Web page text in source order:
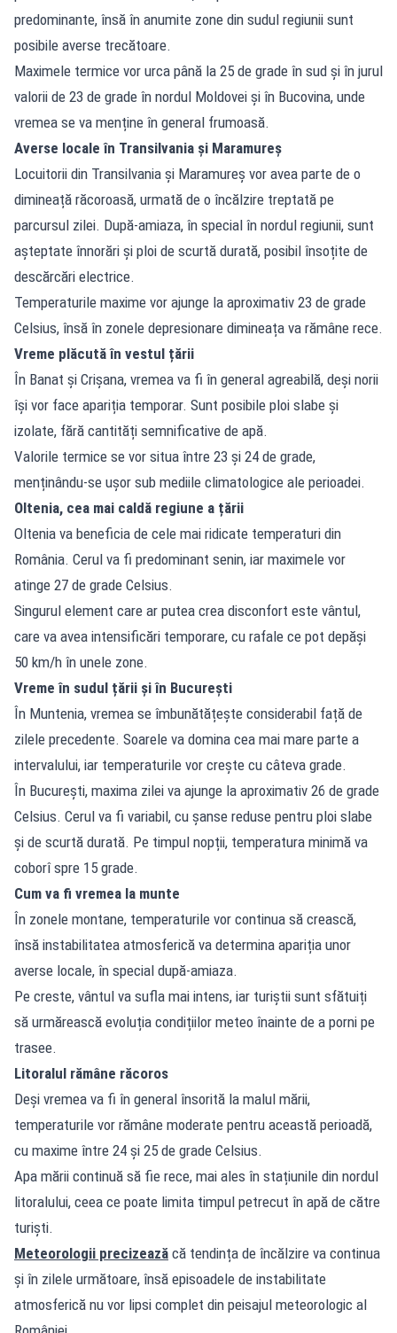
predominante, însă în anumite zone din sudul regiunii sunt
posibile averse trecătoare.
Maximele termice vor urca până la 25 de grade în sud și în jurul
valorii de 23 de grade în nordul Moldovei și în Bucovina, unde
vremea se va menține în general frumoasă.
Averse locale în Transilvania și Maramureș
Locuitorii din Transilvania și Maramureș vor avea parte de o
dimineață răcoroasă, urmată de o încălzire treptată pe
parcursul zilei. După-amiaza, în special în nordul regiunii, sunt
așteptate înnorări și ploi de scurtă durată, posibil însoțite de
descărcări electrice.
Temperaturile maxime vor ajunge la aproximativ 23 de grade
Celsius, însă în zonele depresionare dimineața va rămâne rece.
Vreme plăcută în vestul țării
În Banat și Crișana, vremea va fi în general agreabilă, deși norii
își vor face apariția temporar. Sunt posibile ploi slabe și
izolate, fără cantități semnificative de apă.
Valorile termice se vor situa între 23 și 24 de grade,
menținându-se ușor sub mediile climatologice ale perioadei.
Oltenia, cea mai caldă regiune a țării
Oltenia va beneficia de cele mai ridicate temperaturi din
România. Cerul va fi predominant senin, iar maximele vor
atinge 27 de grade Celsius.
Singurul element care ar putea crea disconfort este vântul,
care va avea intensificări temporare, cu rafale ce pot depăși
50 km/h în unele zone.
Vreme în sudul țării și în București
În Muntenia, vremea se îmbunătățește considerabil față de
zilele precedente. Soarele va domina cea mai mare parte a
intervalului, iar temperaturile vor crește cu câteva grade.
În București, maxima zilei va ajunge la aproximativ 26 de grade
Celsius. Cerul va fi variabil, cu șanse reduse pentru ploi slabe
și de scurtă durată. Pe timpul nopții, temperatura minimă va
coborî spre 15 grade.
Cum va fi vremea la munte
În zonele montane, temperaturile vor continua să crească,
însă instabilitatea atmosferică va determina apariția unor
averse locale, în special după-amiaza.
Pe creste, vântul va sufla mai intens, iar turiștii sunt sfătuiți
să urmărească evoluția condițiilor meteo înainte de a porni pe
trasee.
Litoralul rămâne răcoros
Deși vremea va fi în general însorită la malul mării,
temperaturile vor rămâne moderate pentru această perioadă,
cu maxime între 24 și 25 de grade Celsius.
Apa mării continuă să fie rece, mai ales în stațiunile din nordul
litoralului, ceea ce poate limita timpul petrecut în apă de către
turiști.
Meteorologii precizează că tendința de încălzire va continua
și în zilele următoare, însă episoadele de instabilitate
atmosferică nu vor lipsi complet din peisajul meteorologic al